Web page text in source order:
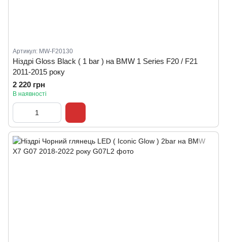
Артикул: MW-F20130
Ніздрі Gloss Black ( 1 bar ) на BMW 1 Series F20 / F21
2011-2015 року
2 220 грн
В наявності